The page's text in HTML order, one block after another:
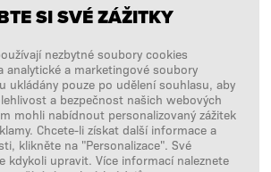
© 2026SFD S. A.
SI SVÉ ZÁŽITKY
nezbytné soubory cookies
analytické a marketingové soubory
ukládány pouze po udělení souhlasu, aby
a bezpečnost našich webových
mohli nabídnout personalizovaný zážitek
Chcete-li získat další informace a
klikněte na "Personalizace". Své
kdykoli upravit. Více informací naleznete